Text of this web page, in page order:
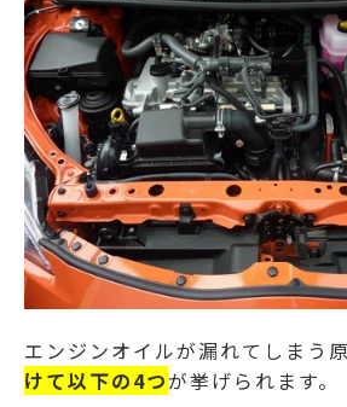
エンジンオイルが漏れてしまう原
けて以下の4つが挙げられます。